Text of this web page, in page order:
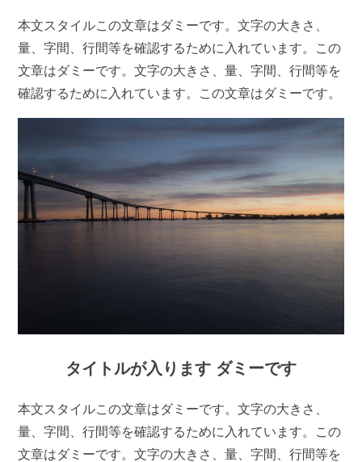
本文スタイルこの文章はダミーです。文字の大きさ、
量、字間、行間等を確認するために入れています。この
文章はダミーです。文字の大きさ、量、字間、行間等を
確認するために入れています。この文章はダミーです。
タイトルが入ります ダミーです
本文スタイルこの文章はダミーです。文字の大きさ、
量、字間、行間等を確認するために入れています。この
文章はダミーです。文字の大きさ、量、字間、行間等を